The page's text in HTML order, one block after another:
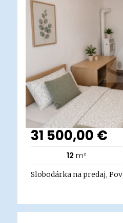
31 500,00 €
12 m²
Slobodárka na predaj,